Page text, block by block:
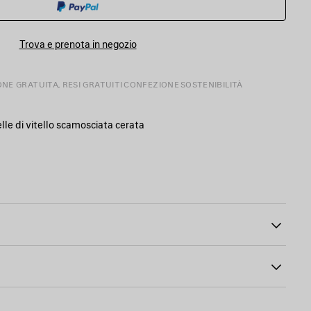
ACQUISTI
Trova e prenota in negozio
GRATUITA, RESI GRATUITI CONFEZIONE SOSTENIBILITÀ
di vitello scamosciata cerata
in pelle annodata